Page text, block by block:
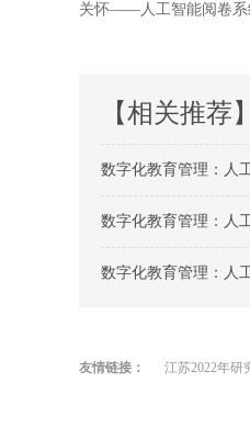
关怀——人工智能阅卷系
【相关推荐】
数字化教育管理：人
数字化教育管理：人
数字化教育管理：人
友情链接： 江苏2022年研